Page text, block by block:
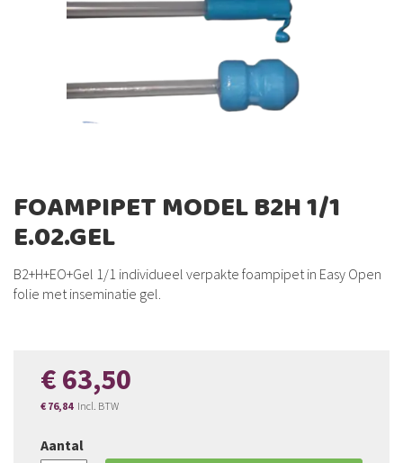
naar
het
begin
van
de
FOAMPIPET MODEL B2H 1/1
E.02.GEL
B2+H+EO+Gel 1/1 individueel verpakte foampipet in Easy Open
folie met inseminatie gel.
€ 76,84
€ 63,50
Aantal